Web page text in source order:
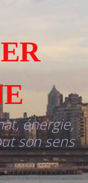
énergie,
son sens